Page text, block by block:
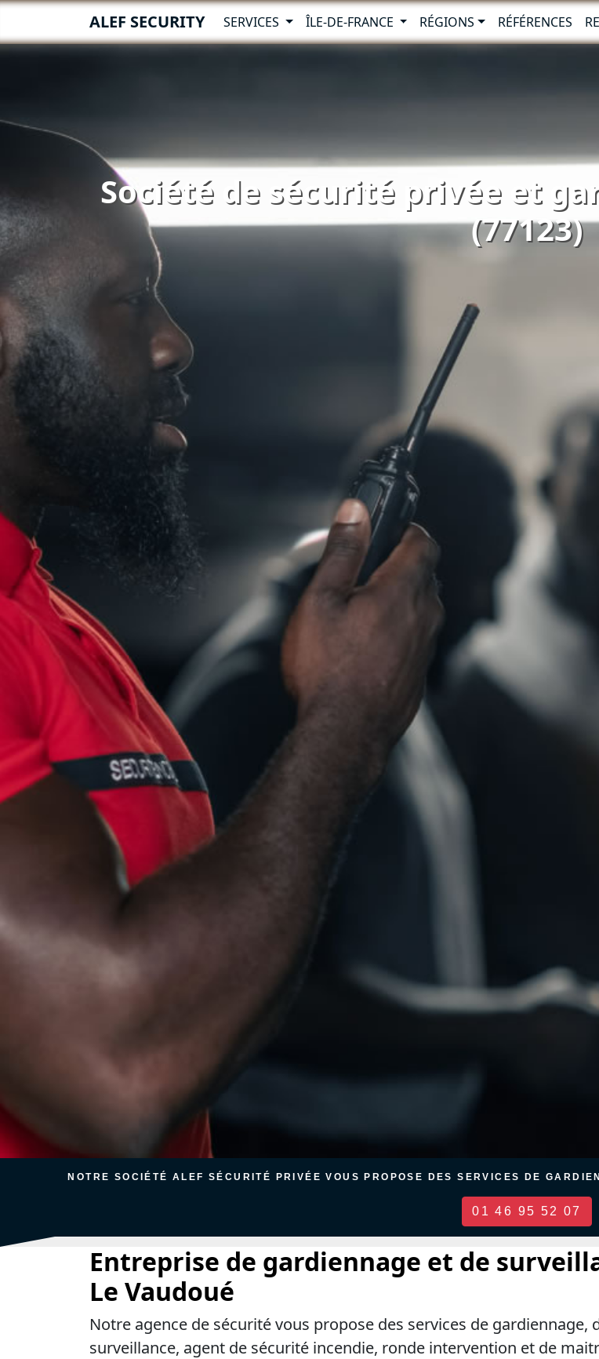
ALEF SECURITY SERVICES ÎLE-DE-FRANCE RÉGIONS RÉFÉRENCES
Société de sécurité privée et
(77123)
NOTRE SOCIÉTÉ ALEF SÉCURITÉ PRIVÉE VOUS PROPOSE DES SERVICES DE
01 46 95 52 07
Entreprise de gardiennage et de
Le Vaudoué
Notre agence de sécurité vous propose des services de gardiennage,
surveillance, agent de sécurité incendie, ronde intervention et de